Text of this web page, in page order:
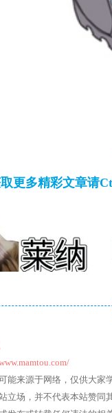
更多精彩文章请
能来源于网络，仅供大家
立场，并不代表本站赞同